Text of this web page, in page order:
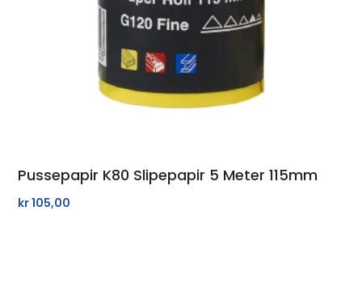
Pussepapir K80 Slipepapir 5 Meter 115mm
kr105,00